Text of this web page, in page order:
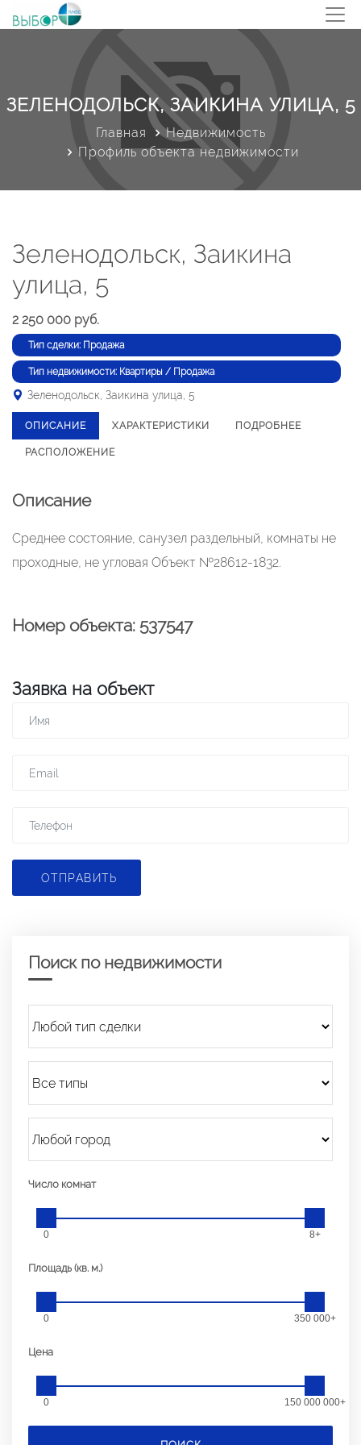
ЗЕЛЕНОДОЛЬСК, ЗАИКИНА УЛИЦА, 5
Главная
Недвижимость
Профиль объекта недвижимости
Зеленодольск, Заикина
улица, 5
2 250 000 руб.
Тип сделки: Продажа
Тип недвижимости: Квартиры / Продажа
Зеленодольск, Заикина улица, 5
ОПИСАНИЕ ХАРАКТЕРИСТИКИ ПОДРОБНЕЕ
РАСПОЛОЖЕНИЕ
Описание
Среднее состояние, санузел раздельный, комнаты не
проходные, не угловая Объект №28612-1832.
Номер объекта: 537547
Заявка на объект
ОТПРАВИТЬ
Поиск по недвижимости
Число комнат
0 8+
Площадь (кв. м.)
0 350 000+
Цена
0 150 000 000+